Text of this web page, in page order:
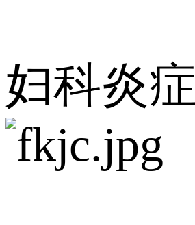
妇科炎症